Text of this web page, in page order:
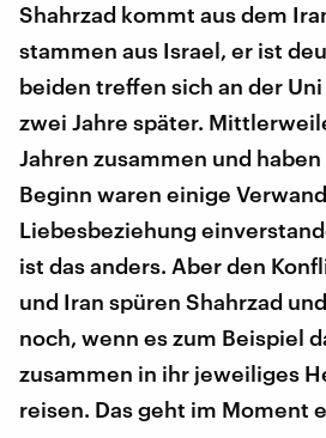
Shahrzad kommt aus dem
stammen aus Israel, er ist
beiden treffen sich an der
zwei Jahre später.
Jahren zusammen und
Beginn waren einige
Liebesbeziehung
ist das anders. Aber den
und Iran spüren Shahrzad
noch, wenn es zum Beispiel
zusammen in ihr jeweiliges
reisen. Das geht im Moment